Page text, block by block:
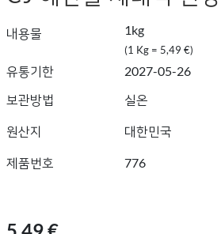
내용물 1kg
(1 Kg = 5,49 €)
유통기한
2027-05-26
보관방법
실온
원산지 대한민국
제품번호 776